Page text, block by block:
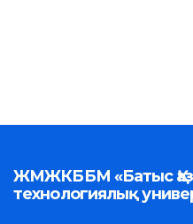
ЖМЖКББМ «Батыс
технологиялық